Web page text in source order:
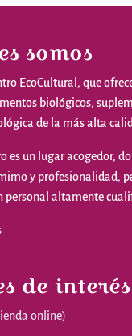
somos
EcoCultural , que
biológicos,
de la más alta
es un lugar acogedor,
y profesionalidad,
personal altamente
de interés
online)